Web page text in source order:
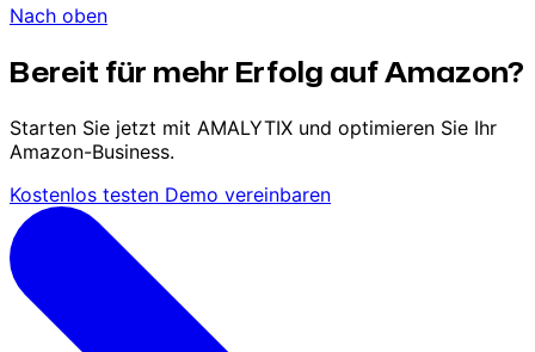
Nach oben
Bereit für mehr Erfolg auf Amazon?
Starten Sie jetzt mit AMALYTIX und optimieren Sie Ihr
Amazon-Business.
Kostenlos testen Demo vereinbaren